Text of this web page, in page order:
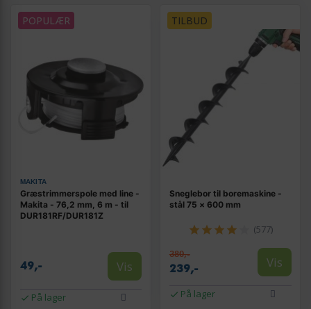
POPULÆR
MAKITA
Græstrimmerspole med line -
Makita - 76,2 mm, 6 m - til
DUR181RF/DUR181Z
49,- Vis
På lager
TILBUD
Sneglebor til boremaskine -
stål 75 × 600 mm
(577)
380,-
239,- Vis
På lager